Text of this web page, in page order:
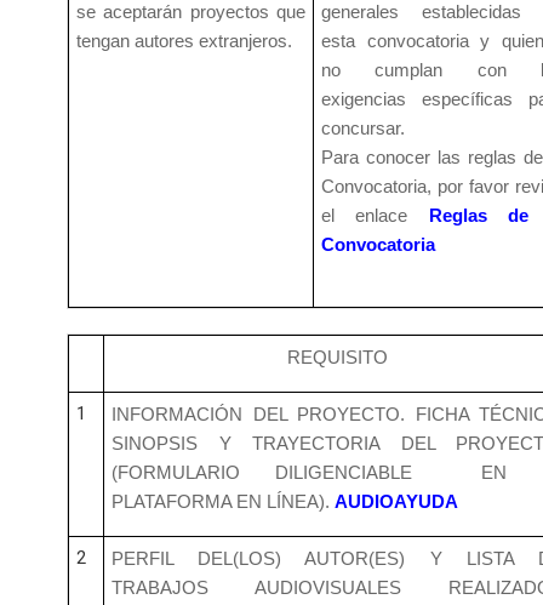
se aceptarán proyectos que
tengan autores extranjeros.
generales establecidas
esta convocatoria y
no cumplan con
exigencias específicas
concursar.
Para conocer las reglas
Convocatoria, por favor
el enlace Reglas de
Convocatoria
REQUISITO
1
INFORMACIÓN DEL PROYECTO. FICHA
SINOPSIS Y TRAYECTORIA DEL
(FORMULARIO DILIGENCIABLE EN
PLATAFORMA EN LÍNEA). AUDIOAYUDA
2
PERFIL DEL(LOS) AUTOR(ES) Y LISTA
TRABAJOS AUDIOVISUALES